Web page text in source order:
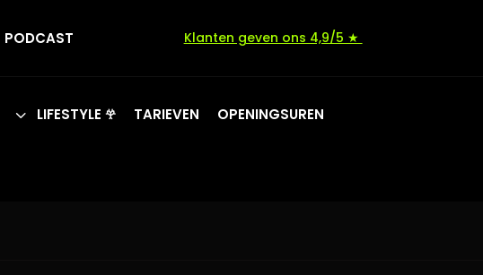
PODCAST Klanten geven ons 4,9/5 ★
3 LIFESTYLE 𖣂 TARIEVEN OPENINGSUREN